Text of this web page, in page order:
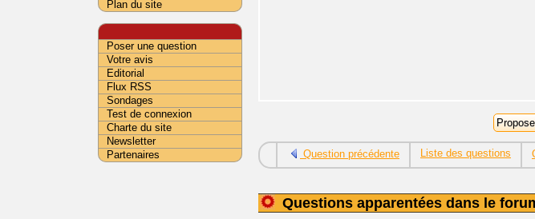
Question précédente Liste des questions
Questions apparentées dans le
Plan du site
Poser une question
Votre avis
Editorial
Flux RSS
Sondages
Test de connexion
Charte du site
Newsletter
Partenaires